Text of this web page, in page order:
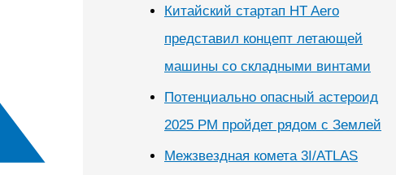
Китайский стартап HT Aero
представил концепт летающей
машины со складными винтами
Потенциально опасный астероид
2025 PM пройдет рядом с Землей
Межзвездная комета 3I/ATLAS